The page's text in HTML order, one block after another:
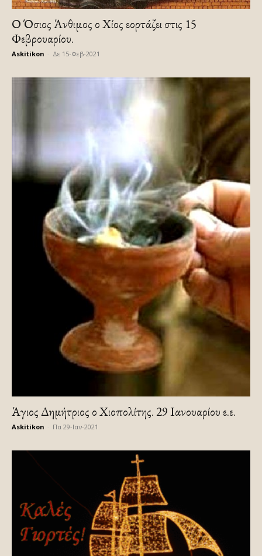
Ο Όσιος Άνθιμος ο Χίος εορτάζει στις 15
Φεβρουαρίου.
Askitikon Δε 15-Φεβ-2021
Άγιος Δημήτριος ο Χιοπολίτης. 29 Ιανουαρίου ε.ε.
Askitikon Πα 29-Ιαν-2021